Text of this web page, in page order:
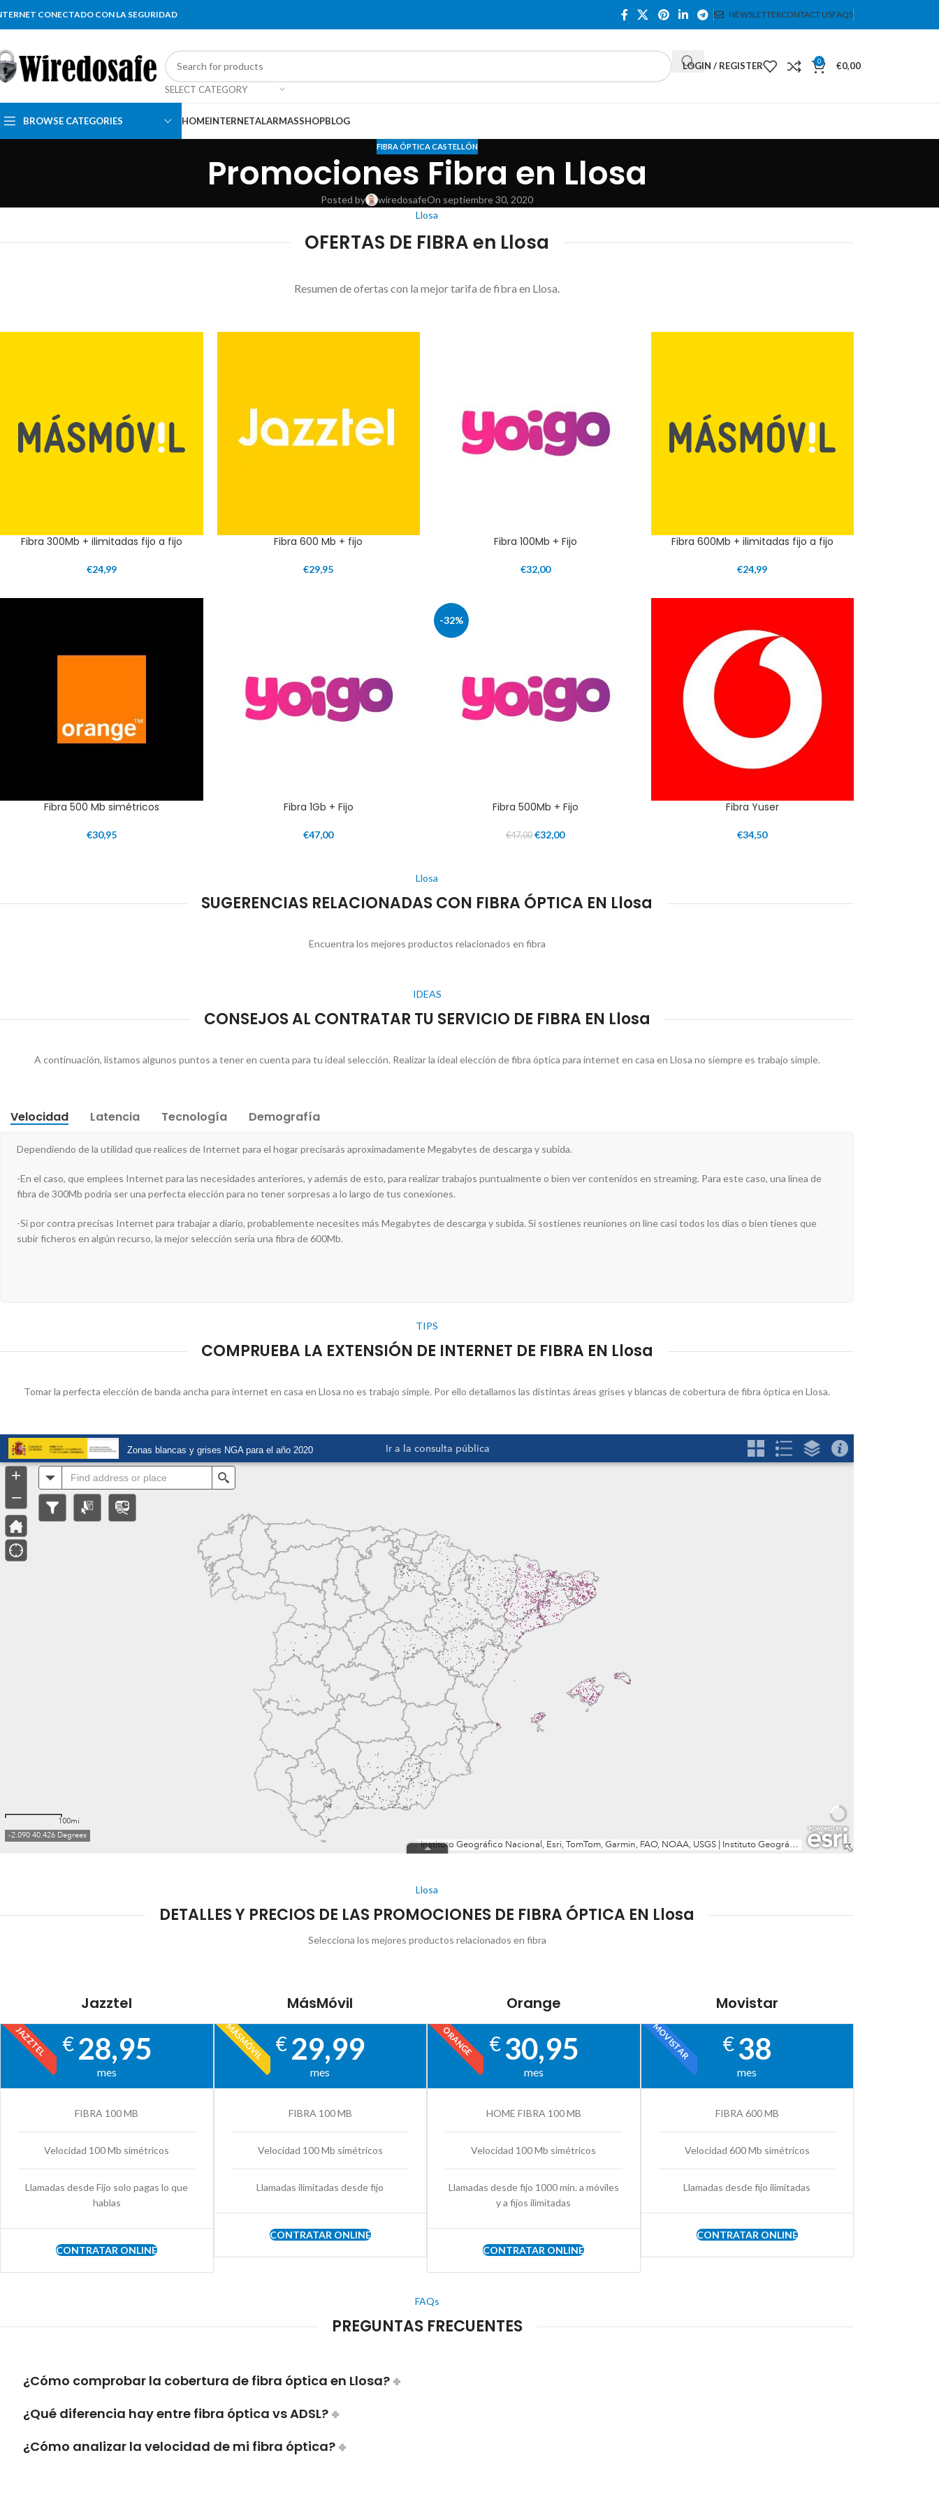
CONECTADO CON LA SEGURIDAD NEWSLETTERCONTACT USFAQS
SELECT CATEGORY
LOGIN / REGISTER 0 €0,00
BROWSE CATEGORIES HOMEINTERNETALARMASSHOPBLOG
FIBRA ÓPTICA CASTELLÓN
Promociones Fibra en Llosa
Posted by wiredosafeOn septiembre 30, 2020
Llosa
OFERTAS DE FIBRA en Llosa
Resumen de ofertas con la mejor tarifa de fibra en Llosa.
Fibra 300Mb + ilimitadas fijo a fijo
€24,99
Fibra 600 Mb + fijo
€29,95
Fibra 100Mb + Fijo
€32,00
Fibra 600Mb + ilimitadas fijo a fijo
€24,99
Fibra 500 Mb simétricos
€30,95
Fibra 1Gb + Fijo
€47,00
-32%
Fibra 500Mb + Fijo
€47,00 €32,00
Fibra Yuser
€34,50
Llosa
SUGERENCIAS RELACIONADAS CON FIBRA ÓPTICA EN Llosa
Encuentra los mejores productos relacionados en fibra
IDEAS
CONSEJOS AL CONTRATAR TU SERVICIO DE FIBRA EN Llosa
A continuación, listamos algunos puntos a tener en cuenta para tu ideal selección. Realizar la ideal elección de fibra óptica para internet en casa en Llosa no siempre es trabajo simple.
Velocidad Latencia Tecnología Demografía
Dependiendo de la utilidad que realices de Internet para el hogar precisarás aproximadamente Megabytes de descarga y subida.
-En el caso, que emplees Internet para las necesidades anteriores, y además de esto, para realizar trabajos puntualmente o bien ver contenidos en streaming. Para este caso, una línea de
fibra de 300Mb podría ser una perfecta elección para no tener sorpresas a lo largo de tus conexiones.
-Si por contra precisas Internet para trabajar a diario, probablemente necesites más Megabytes de descarga y subida. Si sostienes reuniones on line casi todos los días o bien tienes que
subir ficheros en algún recurso, la mejor selección sería una fibra de 600Mb.
TIPS
COMPRUEBA LA EXTENSIÓN DE INTERNET DE FIBRA EN Llosa
Tomar la perfecta elección de banda ancha para internet en casa en Llosa no es trabajo simple. Por ello detallamos las distintas áreas grises y blancas de cobertura de fibra óptica en Llosa.
Llosa
DETALLES Y PRECIOS DE LAS PROMOCIONES DE FIBRA ÓPTICA EN Llosa
Selecciona los mejores productos relacionados en fibra
Jazztel
JAZZTEL € 28,95
mes
FIBRA 100 MB
Velocidad 100 Mb simétricos
Llamadas desde Fijo solo pagas lo que
hablas
CONTRATAR ONLINE
MásMóvil
MÁSMÓVIL € 29,99
mes
FIBRA 100 MB
Velocidad 100 Mb simétricos
Llamadas ilimitadas desde fijo
CONTRATAR ONLINE
Orange
ORANGE €30,95
mes
HOME FIBRA 100 MB
Velocidad 100 Mb simétricos
Llamadas desde fijo 1000 min. a móviles
y a fijos ilimitadas
CONTRATAR ONLINE
Movistar
MOVISTAR €38
mes
FIBRA 600 MB
Velocidad 600 Mb simétricos
Llamadas desde fijo ilimitadas
CONTRATAR ONLINE
FAQs
PREGUNTAS FRECUENTES
¿Cómo comprobar la cobertura de fibra óptica en Llosa?
¿Qué diferencia hay entre fibra óptica vs ADSL?
¿Cómo analizar la velocidad de mi fibra óptica?